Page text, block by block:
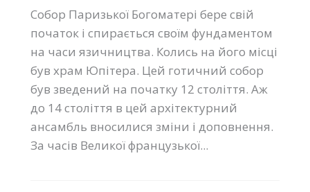
Собор Паризької Богоматері бере свій
початок і спирається своїм фундаментом
на часи язичництва. Колись на його місці
був храм Юпітера. Цей готичний собор
був зведений на початку 12 століття. Аж
до 14 століття в цей архітектурний
ансамбль вносилися зміни і доповнення.
За часів Великої французької...